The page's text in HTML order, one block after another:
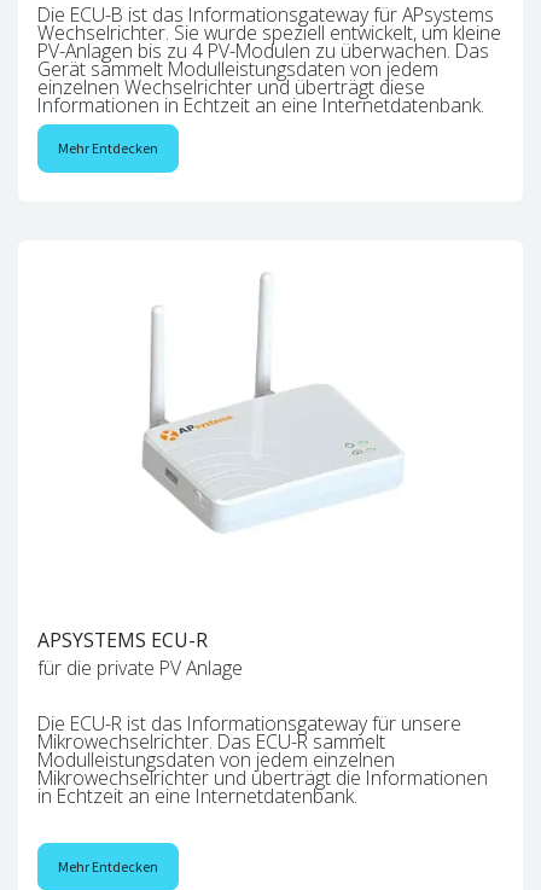
Die ECU-B ist das Informationsgateway für APsystems
Wechselrichter. Sie wurde speziell entwickelt, um kleine
PV-Anlagen bis zu 4 PV-Modulen zu überwachen. Das
Gerät sammelt Modulleistungsdaten von jedem
einzelnen Wechselrichter und überträgt diese
Informationen in Echtzeit an eine Internetdatenbank.
Mehr Entdecken
APSYSTEMS ECU-R
für die private PV Anlage
Die ECU-R ist das Informationsgateway für unsere
Mikrowechselrichter. Das ECU-R sammelt
Modulleistungsdaten von jedem einzelnen
Mikrowechselrichter und überträgt die Informationen
in Echtzeit an eine Internetdatenbank.
Mehr Entdecken